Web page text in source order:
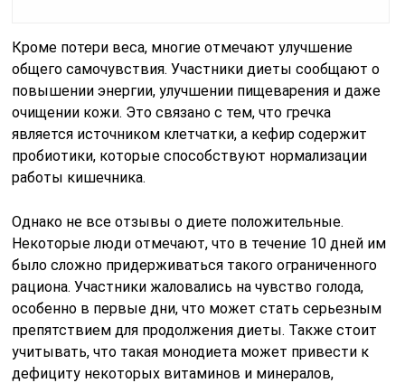
Кроме потери веса, многие отмечают улучшение
общего самочувствия. Участники диеты сообщают о
повышении энергии, улучшении пищеварения и даже
очищении кожи. Это связано с тем, что гречка
является источником клетчатки, а кефир содержит
пробиотики, которые способствуют нормализации
работы кишечника.
Однако не все отзывы о диете положительные.
Некоторые люди отмечают, что в течение 10 дней им
было сложно придерживаться такого ограниченного
рациона. Участники жаловались на чувство голода,
особенно в первые дни, что может стать серьезным
препятствием для продолжения диеты. Также стоит
учитывать, что такая монодиета может привести к
дефициту некоторых витаминов и минералов,